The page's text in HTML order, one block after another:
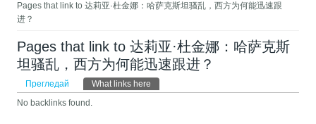
Pages that link to 达莉亚·杜金娜：哈萨克斯坦骚乱，西方为何能迅速跟
进？
Pages that link to 达莉亚·杜金娜：哈萨克斯
坦骚乱，西方为何能迅速跟进？
Primary tabs
Прегледай What links here
No backlinks found.